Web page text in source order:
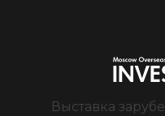
Выставка